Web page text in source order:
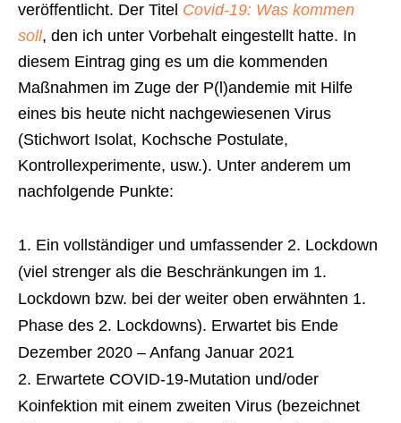
veröffentlicht. Der Titel Covid-19: Was kommen
soll, den ich unter Vorbehalt eingestellt hatte. In
diesem Eintrag ging es um die kommenden
Maßnahmen im Zuge der P(l)andemie mit Hilfe
eines bis heute nicht nachgewiesenen Virus
(Stichwort Isolat, Kochsche Postulate,
Kontrollexperimente, usw.). Unter anderem um
nachfolgende Punkte:
Ein vollständiger und umfassender 2. Lockdown
(viel strenger als die Beschränkungen im 1.
Lockdown bzw. bei der weiter oben erwähnten 1.
Phase des 2. Lockdowns). Erwartet bis Ende
Dezember 2020 – Anfang Januar 2021
Erwartete COVID-19-Mutation und/oder
Koinfektion mit einem zweiten Virus (bezeichnet